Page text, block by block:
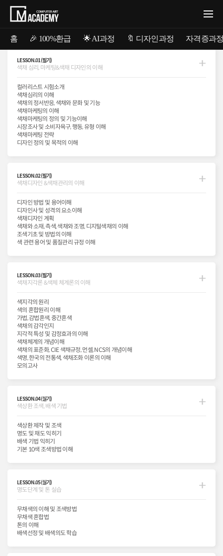
홈 🎉 100%환급 🌟 AI과정 🔖 디자인과정 자격증과
컬러리스트 과정소개@COLORIST LICENSE
컬러배합의 노하우,
컬러리스트에 필요한 색조합&표현
노하우 트레이닝!!
상황설정 방법을 시간내에 분석하여 결과를 도출. 색표현으로
완성하는 능력을 함양합니다.
LESSON.01(필기)
색채 심리, 마케팅&색채 디자인의 이해
컬러리스트 시험소개
색채심리의 이해
색채의 정서반응, 색채와 문화 및 기능
색채마케팅의 이해
색채마케팅의 정의 및 기능이해
시장조사 및 소비자욕구, 행동, 유형 이해
색채마케팅 전략
디자인 정의 및 목적의 이해
LESSON.02(필기)
색채디자인 &색채관리의 이해
디자인 방법 및 용어이해
디자인사 및 성격의 요소이해
색채디자인 계획
색채와 소재, 측색, 색채와 조명, 디지털색채의 이해
조색기초 및 방법의 이해
색 관련 용어 및 품질관리 규정 이해
LESSON.03(필기)
색채지각론 &색체 체계론의 이해
색지각의 원리
색의 혼합원리 이해
가법, 감법혼색, 중간혼색
색채의 감각인지
지각적 특성 및 감정효과의 이해
색채체계의 개념이해
색채의 표준화, CIE 색채규정, 먼셀, NCS의 개념이해
색명, 한국의 전통색, 색채조화 이론의 이해
모의고사
LESSON.04(실기)
색상환 조색, 배색 기법
색상환 제작 및 조색
명도 및 채도 익히기
배색 기법 익히기
기본 10색 조색방법 이해
LESSON.05(실기)
명도단계 및 톤 실습
무채색의 이해 및 조색방법
무채색 혼합법
톤의 이해
배색선정 및 배색의도 학습